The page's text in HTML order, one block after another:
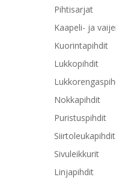
Pihtisarjat
Kaapeli- ja
Kuorintapihdit
Lukkopihdit
Nokkapihdit
Puristuspihdit
Siirtoleukapihdit
Sivuleikkurit
Linjapihdit